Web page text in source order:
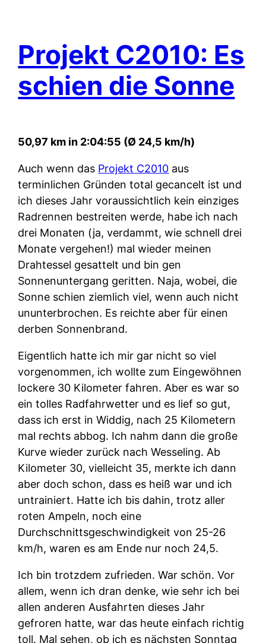
Projekt C2010: Es
schien die Sonne
50,97 km in 2:04:55 (Ø 24,5 km/h)
Auch wenn das Projekt C2010 aus
terminlichen Gründen total gecancelt ist und
ich dieses Jahr voraussichtlich kein einziges
Radrennen bestreiten werde, habe ich nach
drei Monaten (ja, verdammt, wie schnell drei
Monate vergehen!) mal wieder meinen
Drahtessel gesattelt und bin gen
Sonnenuntergang geritten. Naja, wobei, die
Sonne schien ziemlich viel, wenn auch nicht
ununterbrochen. Es reichte aber für einen
derben Sonnenbrand.
Eigentlich hatte ich mir gar nicht so viel
vorgenommen, ich wollte zum Eingewöhnen
lockere 30 Kilometer fahren. Aber es war so
ein tolles Radfahrwetter und es lief so gut,
dass ich erst in Widdig, nach 25 Kilometern
mal rechts abbog. Ich nahm dann die große
Kurve wieder zurück nach Wesseling. Ab
Kilometer 30, vielleicht 35, merkte ich dann
aber doch schon, dass es heiß war und ich
untrainiert. Hatte ich bis dahin, trotz aller
roten Ampeln, noch eine
Durchschnittsgeschwindigkeit von 25-26
km/h, waren es am Ende nur noch 24,5.
Ich bin trotzdem zufrieden. War schön. Vor
allem, wenn ich dran denke, wie sehr ich bei
allen anderen Ausfahrten dieses Jahr
gefroren hatte, war das heute einfach richtig
toll. Mal sehen, ob ich es nächsten Sonntag